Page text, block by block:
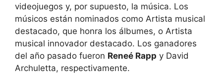
videojuegos y, por supuesto, la música. Los
músicos están nominados como Artista musical
destacado, que honra los álbumes, o Artista
musical innovador destacado. Los ganadores
del año pasado fueron Reneé Rapp y David
Archuletta, respectivamente.